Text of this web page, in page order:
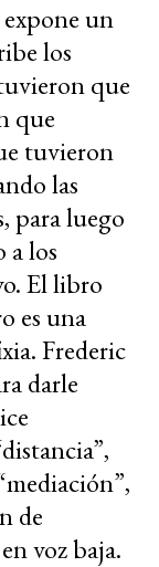
expone un
los
que
que
tuvieron
las
para luego
a los
El libro
es una
Frederic
darle
de
voz baja.